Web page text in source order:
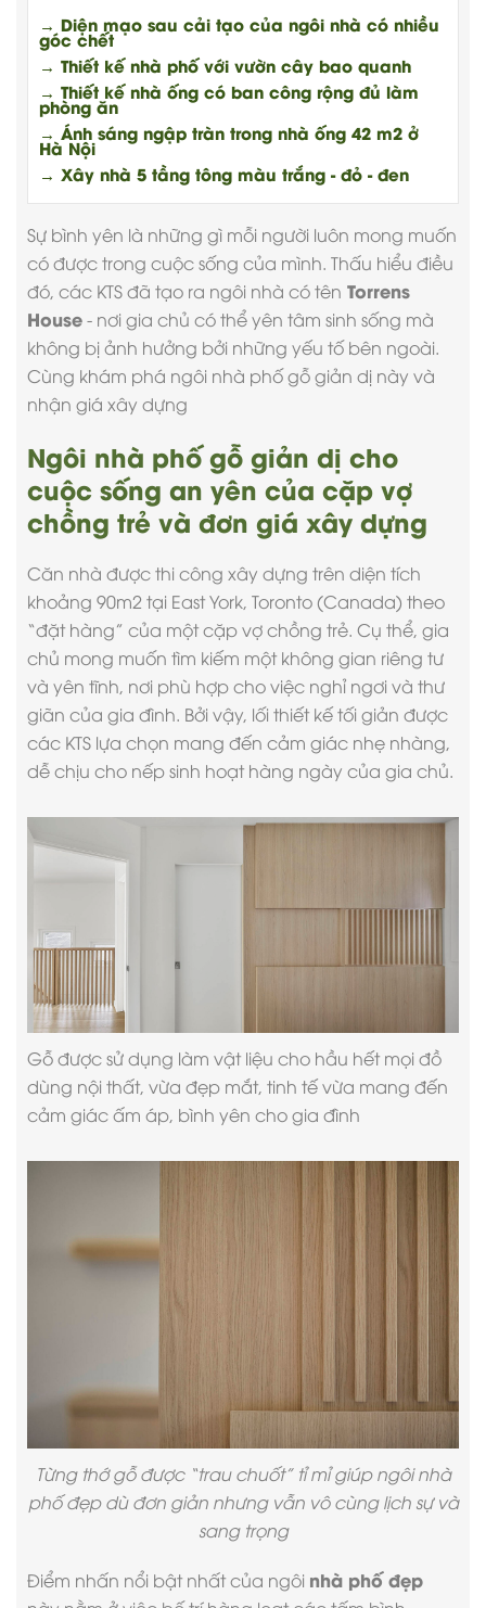
→ Diện mạo sau cải tạo của ngôi nhà có nhiều
góc chết
→ Thiết kế nhà phố với vườn cây bao quanh
→ Thiết kế nhà ống có ban công rộng đủ làm
phòng ăn
→ Ánh sáng ngập tràn trong nhà ống 42 m2 ở
Hà Nội
→ Xây nhà 5 tầng tông màu trắng - đỏ - đen
Sự bình yên là những gì mỗi người luôn mong muốn
có được trong cuộc sống của mình. Thấu hiểu điều
đó, các KTS đã tạo ra ngôi nhà có tên Torrens
House- nơi gia chủ có thể yên tâm sinh sống mà
không bị ảnh hưởng bởi những yếu tố bên ngoài.
Cùng khám phá ngôi nhà phố gỗ giản dị này và
nhận giá xây dựng
Ngôi nhà phố gỗ giản dị cho
cuộc sống an yên của cặp vợ
chồng trẻ và đơn giá xây dựng
Căn nhà đượcthi công xây dựng trên diện tích
khoảng 90m2 tại East York, Toronto (Canada) theo
“đặt hàng” của một cặp vợ chồng trẻ. Cụ thể, gia
chủ mong muốn tìm kiếm một không gian riêng tư
và yên tĩnh, nơi phù hợp cho việc nghỉ ngơi và thư
giãn của gia đình. Bởi vậy, lối thiết kế tối giản được
các KTS lựa chọn mang đến cảm giác nhẹ nhàng,
dễ chịu cho nếp sinh hoạt hàng ngày của gia chủ.
Gỗ được sử dụng làm vật liệu cho hầu hết mọi đồ
dùng nội thất, vừa đẹp mắt, tinh tế vừa mang đến
cảm giác ấm áp, bình yên cho gia đình
Từng thớ gỗ được “trau chuốt” tỉ mỉ giúp ngôinhà
phố đẹpdù đơn giản nhưng vẫn vô cùng lịch sự và
sang trọng
Điểm nhấn nổi bật nhất của ngôi nhà phố đẹp